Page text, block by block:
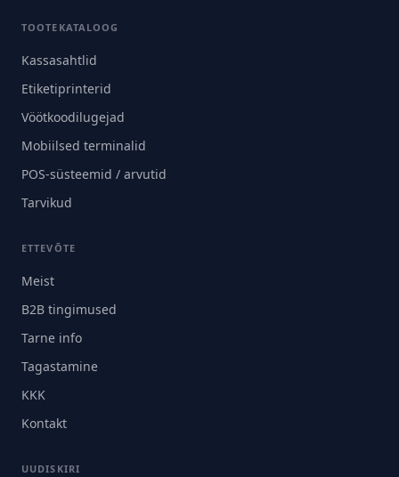
TOOTEKATALOOG
Kassasahtlid
Etiketiprinterid
Vöötkoodilugejad
Mobiilsed terminalid
POS-süsteemid / arvutid
Tarvikud
ETTEVÕTE
Meist
B2B tingimused
Tarne info
Tagastamine
KKK
Kontakt
UUDISKIRI